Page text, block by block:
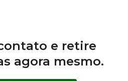
e retire
agora mesmo.